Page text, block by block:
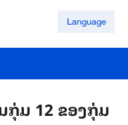
Language
ກຸ່ມ 12 ​ຂອງ​ກຸ່ມ​